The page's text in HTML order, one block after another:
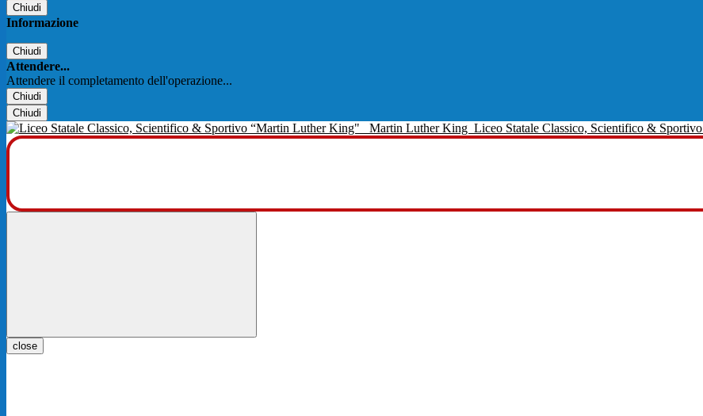
Chiudi
Informazione
Chiudi
Attendere...
Attendere il completamento dell'operazione...
Chiudi
Chiudi
Martin Luther King Liceo Statale Classico, Scientifico & Sportivo
close